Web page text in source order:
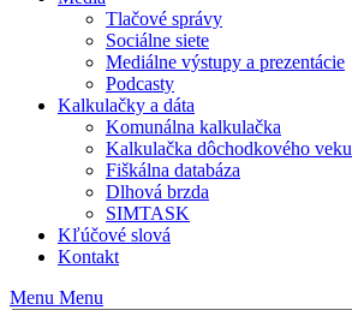
Tlačové správy
Sociálne siete
Mediálne výstupy a prezentácie
Podcasty
Kalkulačky a dáta
Komunálna kalkulačka
Kalkulačka dôchodkového veku
Fiškálna databáza
Dlhová brzda
SIMTASK
Kľúčové slová
Kontakt
Menu Menu